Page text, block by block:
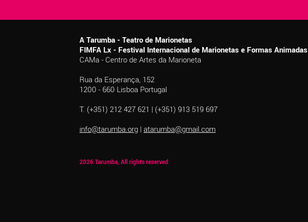
A Tarumba - Teatro de Marionetas
FIMFA Lx - Festival Internacional de Marionetas e Formas Animadas
CAMa - Centro de Artes da Marioneta
Rua da Esperança, 152
1200 - 660 Lisboa Portugal
T. (+351) 212 427 621 | (+351) 913 519 697
info@tarumba.org | atarumba@gmail.com
2026 Tarumba, All rights reserved